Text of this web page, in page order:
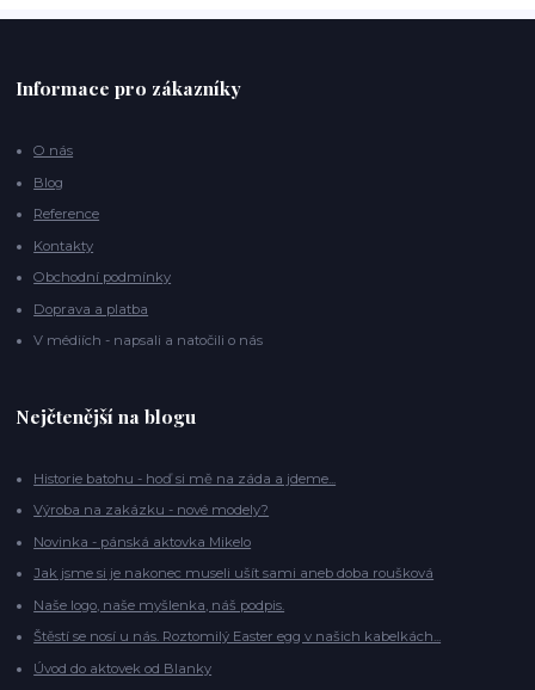
Informace pro zákazníky
O nás
Blog
Reference
Kontakty
Obchodní podmínky
Doprava a platba
V médiích - napsali a natočili o nás
Nejčtenější na blogu
Historie batohu - hoď si mě na záda a jdeme...
Výroba na zakázku - nové modely?
Novinka - pánská aktovka Mikelo
Jak jsme si je nakonec museli ušít sami aneb doba roušková
Naše logo, naše myšlenka, náš podpis.
Štěstí se nosí u nás. Roztomilý Easter egg v našich kabelkách...
Úvod do aktovek od Blanky